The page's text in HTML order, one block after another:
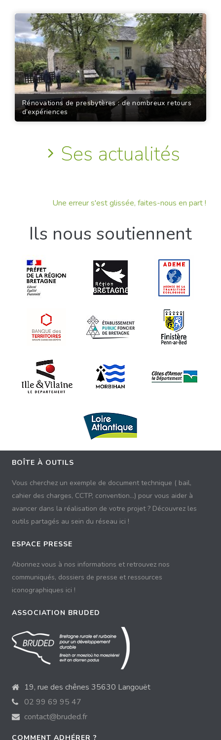
Rénovations de presbytères : de nombreux retours
d’expériences
Ses actualités
Une erreur s'est glissée, faites-nous en part !
Ils nous soutiennent
BOÎTE À OUTILS
Vous cherchez un exemple de document technique ( bail,
cahier des charges, CCTP, convention...) pour vous aider à
avancer dans la réalisation de votre projet ? Découvrez les
outils partagés au sein du réseau ici !
ESPACE PRESSE
Abonnez vous à nos informations et retrouvez nos
communiqués, dossiers de presse et ressources
iconographiques ici !
ASSOCIATION BRUDED
19, rue des chênes 35630 Langouët
02 99 69 95 47
contact@bruded.fr
COMMENT ADHÉRER ?